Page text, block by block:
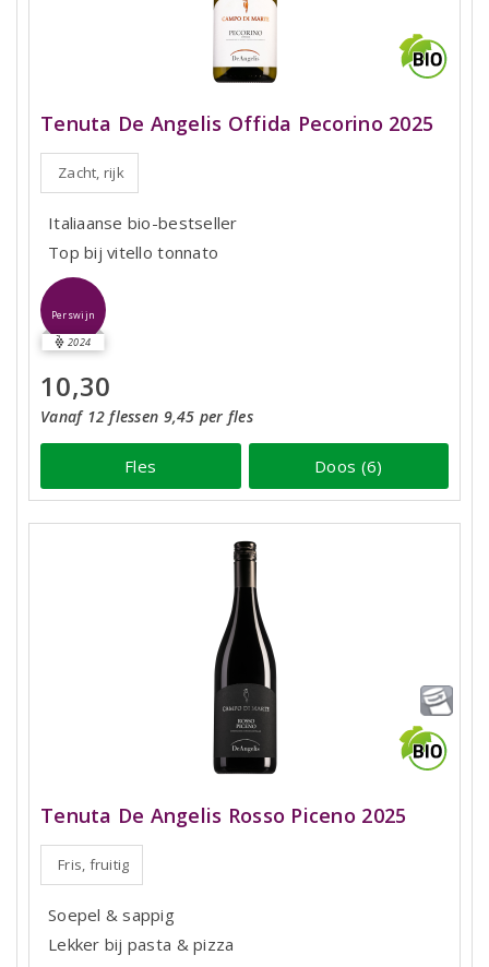
Tenuta De Angelis Offida Pecorino 2025
Zacht, rijk
Italiaanse bio-bestseller
Top bij vitello tonnato
Perswijn
2024
10,30
Vanaf 12 flessen 9,45 per fles
Fles Doos (6)
Tenuta De Angelis Rosso Piceno 2025
Fris, fruitig
Soepel & sappig
Lekker bij pasta & pizza